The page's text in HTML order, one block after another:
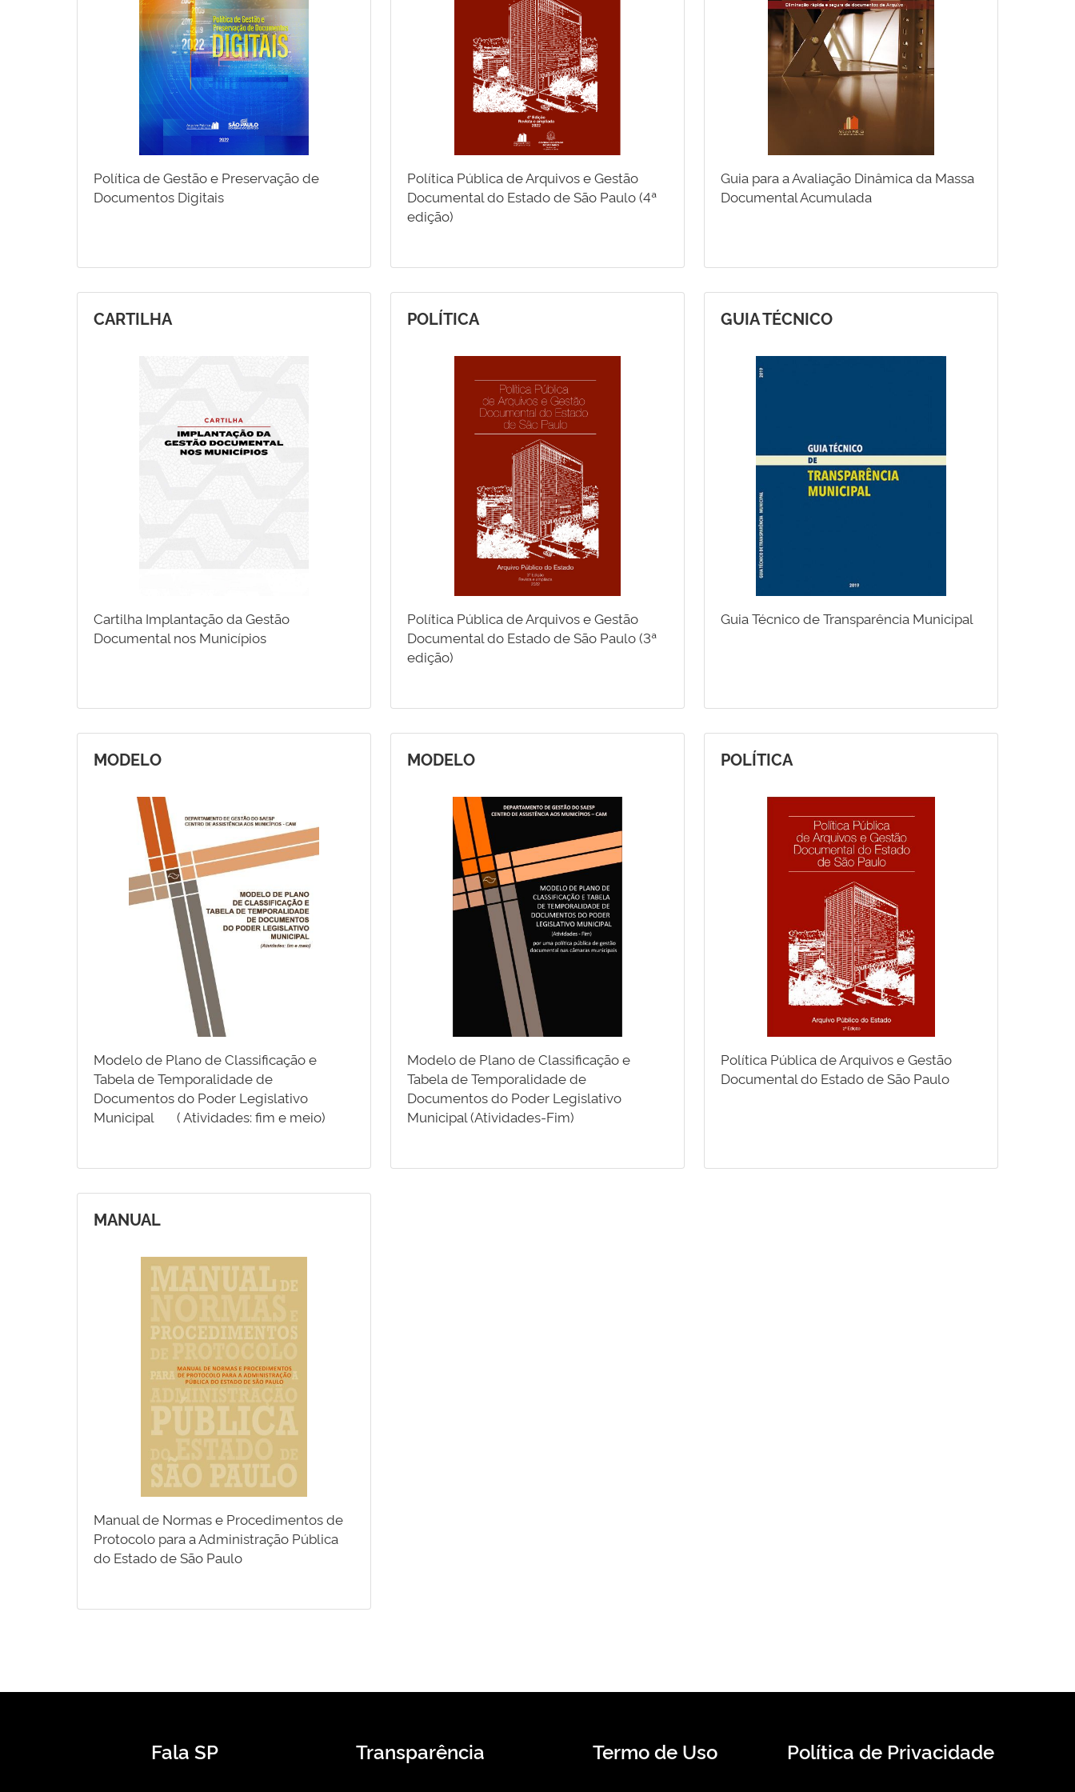
Política de Gestão e Preservação de
Documentos Digitais
Política Pública de Arquivos e Gestão
Documental do Estado de São Paulo (4ª
edição)
Guia para a Avaliação Dinâmica da Massa
Documental Acumulada
CARTILHA
Cartilha Implantação da Gestão
Documental nos Municípios
POLÍTICA
Política Pública de Arquivos e Gestão
Documental do Estado de São Paulo (3ª
edição)
GUIA TÉCNICO
Guia Técnico de Transparência Municipal
MODELO
Modelo de Plano de Classificação e
Tabela de Temporalidade de
Documentos do Poder Legislativo
Municipal ( Atividades: fim e meio)
MODELO
Modelo de Plano de Classificação e
Tabela de Temporalidade de
Documentos do Poder Legislativo
Municipal (Atividades-Fim)
POLÍTICA
Política Pública de Arquivos e Gestão
Documental do Estado de São Paulo
MANUAL
Manual de Normas e Procedimentos de
Protocolo para a Administração Pública
do Estado de São Paulo
Fala SP Transparência Termo de Uso Política de Privacidade